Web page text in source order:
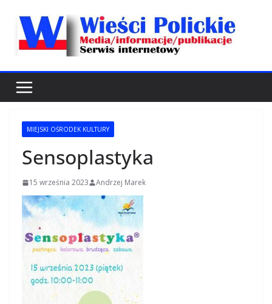
MIEJSKI OŚRODEK KULTURY
Sensoplastyka
15 września 2023 Andrzej Marek